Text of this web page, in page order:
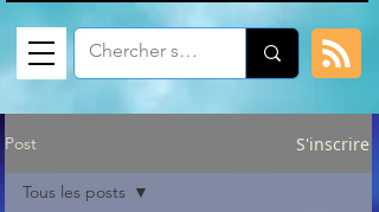
Post S'inscrire
Tous les posts